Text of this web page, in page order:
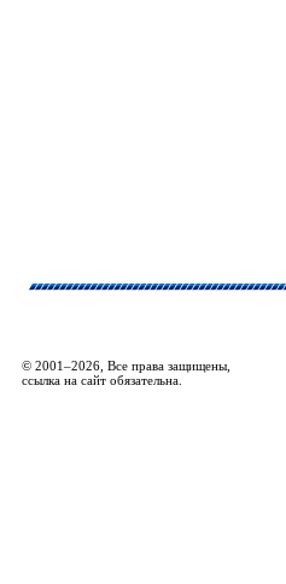
© 2001–2026, Все права защищены,
ссылка на сайт обязательна.